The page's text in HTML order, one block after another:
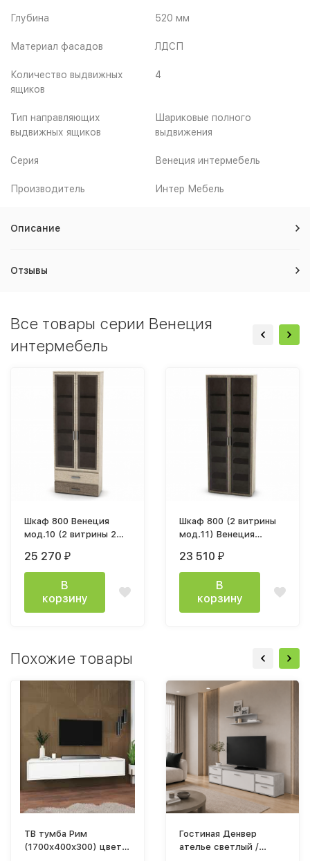
Глубина 520 мм
Материал фасадов ЛДСП
Количество выдвижных
ящиков
4
Тип направляющих
выдвижных ящиков
Шариковые полного
выдвижения
Серия Венеция интермебель
Производитель Интер Мебель
Описание
Отзывы
Все товары серии Венеция
интермебель
Шкаф 800 Венеция
мод.10 (2 витрины 2
800х2132х343мм дуб
сонома светлый
25 270 ₽
В
корзину
Шкаф 800 (2 витрины
мод.11) Венеция
сонома светлый
23 510 ₽
В
корзину
Похожие товары
ТВ тумба Рим
(1700х400х300) цвет
Гостиная Денвер
ателье светлый /